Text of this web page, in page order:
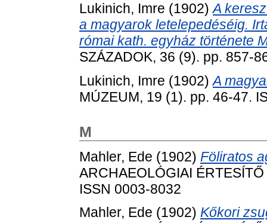
Lukinich, Imre (1902)A
a magyarok letelepedéséig.
római kath. egyház története
SZÁZADOK, 36 (9). pp. 857-
Lukinich, Imre (1902)A
MÚZEUM, 19 (1). pp. 46-47.
M
Mahler, Ede (1902) Föliratos
ARCHAEOLÓGIAI
ISSN 0003-8032
Mahler, Ede (1902) Kőkori